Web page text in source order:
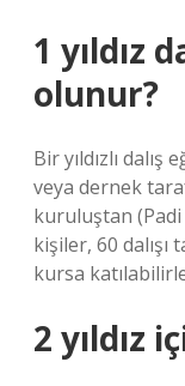
1 yıldız
olunur?
Bir yıldızlı dalış
veya dernek
kuruluştan
kişiler, 60 dalışı
kursa
2 yıldız